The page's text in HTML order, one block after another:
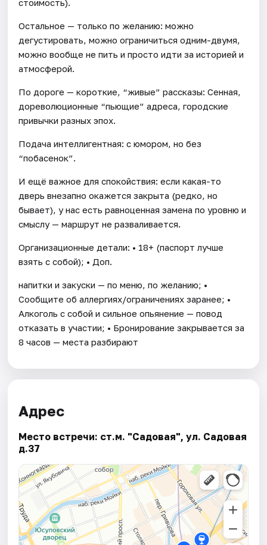
стоимость).
Остальное — только по желанию: можно
дегустировать, можно ограничиться одним-двумя,
можно вообще не пить и просто идти за историей и
атмосферой.
По дороге — короткие, “живые” рассказы: Сенная,
дореволюционные “пьющие” адреса, городские
привычки разных эпох.
Подача интеллигентная: с юмором, но без
“побасенок”.
И ещё важное для спокойствия: если какая-то
дверь внезапно окажется закрыта (редко, но
бывает), у нас есть равноценная замена по уровню и
смыслу — маршрут не разваливается.
Организационные детали: • 18+ (паспорт лучше
взять с собой); • Доп.
напитки и закуски — по меню, по желанию; •
Сообщите об аллергиях/ограничениях заранее; •
Алкоголь с собой и сильное опьянение — повод
отказать в участии; • Бронирование закрывается за
8 часов — места разбирают
Адрес
Место встречи: ст.м. "Садовая", ул. Садовая
д.37